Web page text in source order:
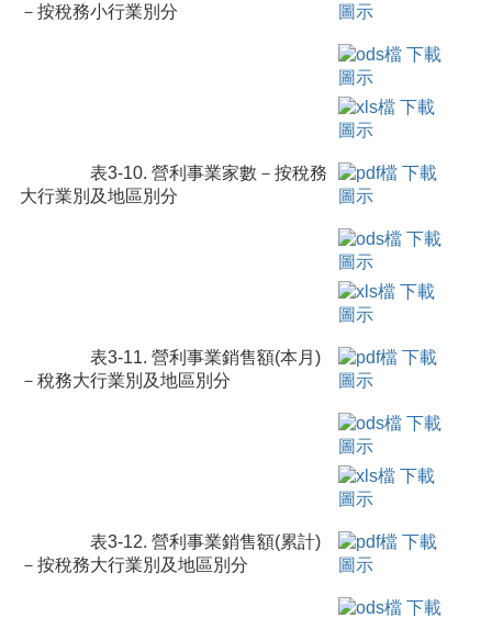
－按稅務小行業別分
表3-10. 營利事業家數－按稅務
大行業別及地區別分
表3-11. 營利事業銷售額(本月)
－稅務大行業別及地區別分
表3-12. 營利事業銷售額(累計)
－按稅務大行業別及地區別分